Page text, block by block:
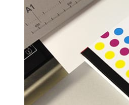
fotografia
knihy
web
3D
hardware
software, mobilné aplikácie
na stiahnutie
obludárium
video
pracovné ponuky
DeTePe [dtp]